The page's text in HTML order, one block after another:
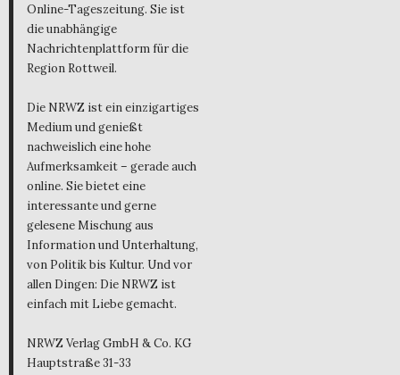
Online-Tageszeitung. Sie ist
die unabhängige
Nachrichtenplattform für die
Region Rottweil.
Die NRWZ ist ein einzigartiges
Medium und genießt
nachweislich eine hohe
Aufmerksamkeit – gerade auch
online. Sie bietet eine
interessante und gerne
gelesene Mischung aus
Information und Unterhaltung,
von Politik bis Kultur. Und vor
allen Dingen: Die NRWZ ist
einfach mit Liebe gemacht.
NRWZ Verlag GmbH & Co. KG
Hauptstraße 31-33